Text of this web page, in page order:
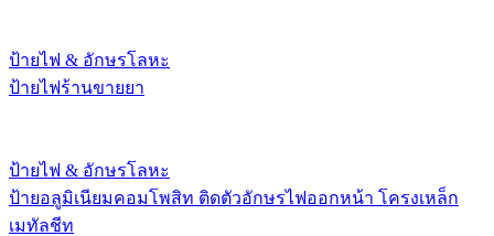
ป้ายไฟ & อักษรโลหะ
ป้ายไฟร้านขายยา
ป้ายไฟ & อักษรโลหะ
ป้ายอลูมิเนียมคอมโพสิท ติดตัวอักษรไฟออกหน้า โครงเหล็ก
เมทัลชีท